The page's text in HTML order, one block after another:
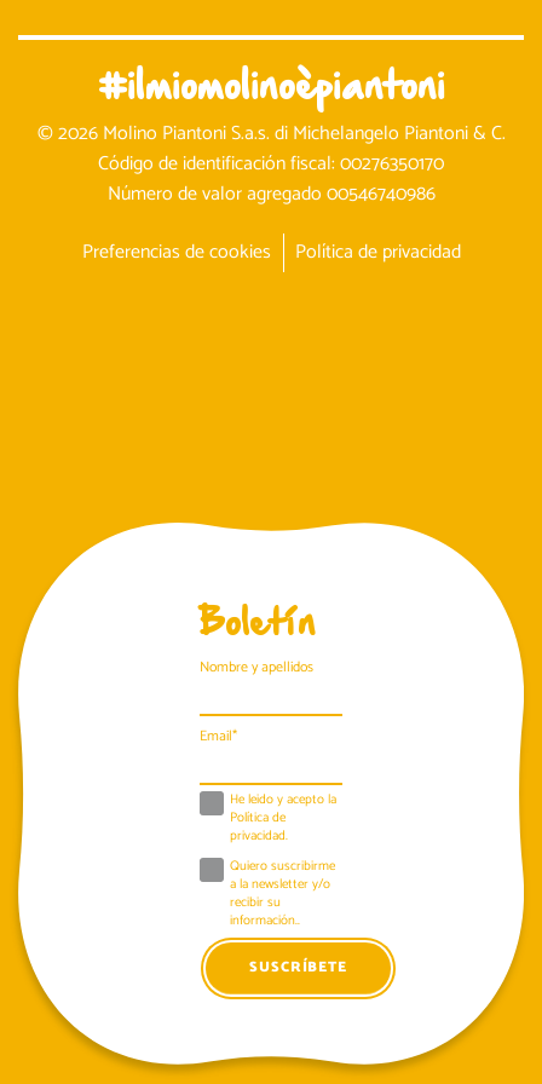
PIZZERÍAS
EXPORTACIÓN
#ilmiomolinoèpiantoni
© 2026 Molino Piantoni S.a.s. di Michelangelo Piantoni & C.
Código de identificación fiscal: 00276350170
Número de valor agregado 00546740986
Preferencias de cookies
Política de privacidad
Boletín
Nombre y apellidos
Email*
He leido y acepto la
Política de
privacidad.
Quiero suscribirme
a la newsletter y/o
recibir su
información..